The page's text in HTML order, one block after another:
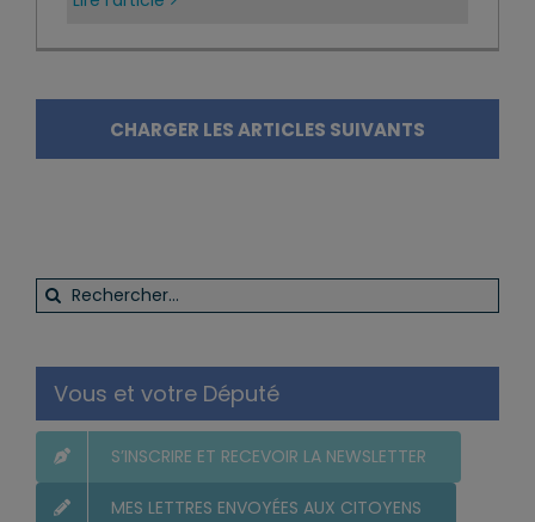
CHARGER LES ARTICLES SUIVANTS
Rechercher:
Vous et votre Député
S’INSCRIRE ET RECEVOIR LA NEWSLETTER
MES LETTRES ENVOYÉES AUX CITOYENS